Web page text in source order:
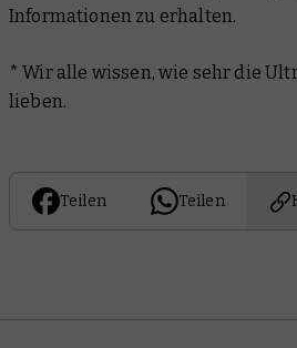
Informationen zu erhalten.
* Wir alle wissen, wie sehr die
lieben.
Teilen Teilen